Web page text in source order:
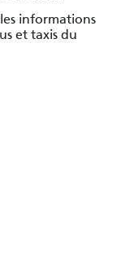
informations
et taxis du